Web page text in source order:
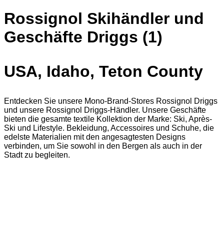
Rossignol Skihändler und
Geschäfte Driggs (1)
USA, Idaho, Teton County
Entdecken Sie unsere Mono-Brand-Stores Rossignol Driggs
und unsere Rossignol Driggs-Händler. Unsere Geschäfte
bieten die gesamte textile Kollektion der Marke: Ski, Après-
Ski und Lifestyle. Bekleidung, Accessoires und Schuhe, die
edelste Materialien mit den angesagtesten Designs
verbinden, um Sie sowohl in den Bergen als auch in der
Stadt zu begleiten.